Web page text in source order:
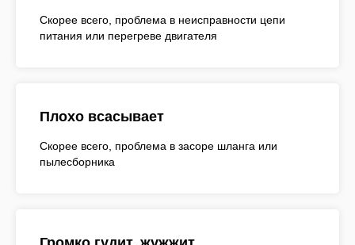
Скорее всего, проблема в неисправности цепи
питания или перегреве двигателя
Плохо всасывает
Скорее всего, проблема в засоре шланга или
пылесборника